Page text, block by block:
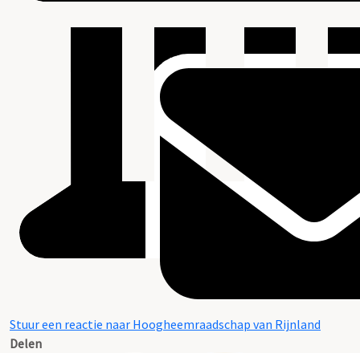
Stuur een reactie naar Hoogheemraadschap van Rijnland
Delen